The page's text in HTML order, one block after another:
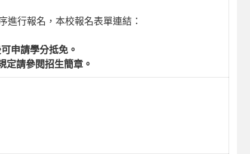
進行報名，本校報名表單連結：
申請學分抵免。
定請參閱招生簡章。